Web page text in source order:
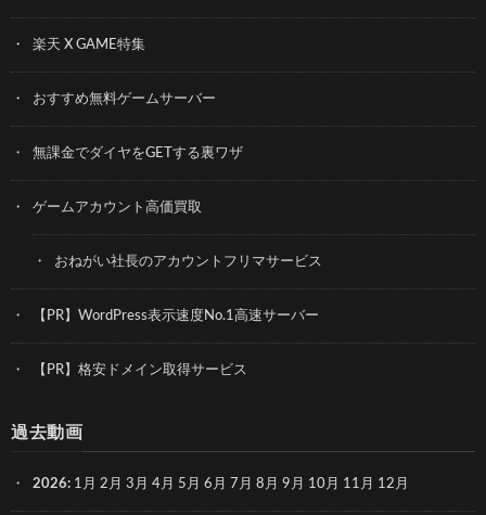
楽天 X GAME特集
おすすめ無料ゲームサーバー
無課金でダイヤをGETする裏ワザ
ゲームアカウント高価買取
おねがい社長のアカウントフリマサービス
【PR】WordPress表示速度No.1高速サーバー
【PR】格安ドメイン取得サービス
過去動画
2026: 1月 2月 3月 4月 5月 6月 7月 8月 9月 10月 11月 12月